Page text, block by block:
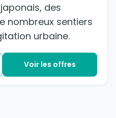
des
nombreux sentiers
urbaine.
Voir les offres